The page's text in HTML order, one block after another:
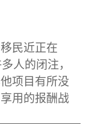
民近正在
人的闭注，
项目有所没
用的报酬战